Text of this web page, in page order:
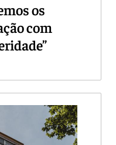
os
com